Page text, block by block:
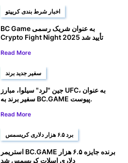
اخبار شرط بندی کریپتو
BC Game به عنوان شریک رسمی
Crypto Fight Night 2025 تأیید شد
Read More
سفیر جدید برند
جین "لرد" سیلوا، مبارز UFC، به عنوان
سفیر برند به BC.GAME پیوست.
Read More
برد ۶.۵ هزار دلاری کریسمس
استریمر BC.GAME برنده جایزه ۶.۵ هزار
دلاری اسلات کریسمس شد